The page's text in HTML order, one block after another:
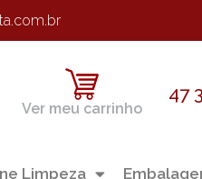
Ver meu carrinho
47
Limpeza